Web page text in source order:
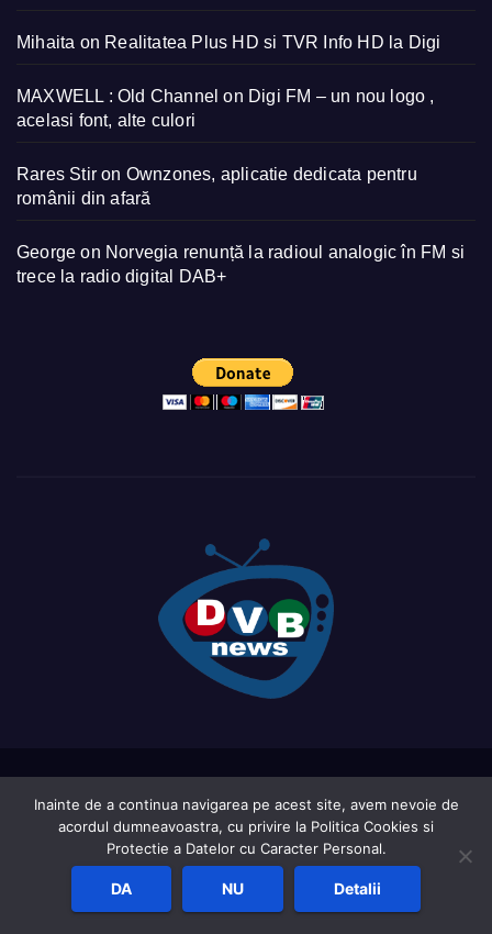
Mihaita on Realitatea Plus HD si TVR Info HD la Digi
MAXWELL : Old Channel on Digi FM – un nou logo ,
acelasi font, alte culori
Rares Stir on Ownzones, aplicatie dedicata pentru
românii din afară
George on Norvegia renunță la radioul analogic în FM si
trece la radio digital DAB+
AcasaCe este DVB-ul?LIVE TV ( in curs de actualizare )
Report an active frequency Sat Shop List
Inainte de a continua navigarea pe acest site, avem nevoie de
acordul dumneavoastra, cu privire la Politica Cookies si
Protectie a Datelor cu Caracter Personal.
DA NU Detalii